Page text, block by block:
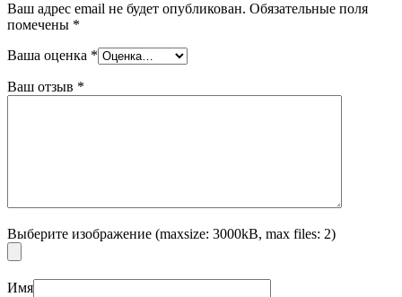
Ваш адрес email не будет опубликован. Обязательные поля
помечены *
Ваша оценка *
Ваш отзыв *
Выберите изображение (maxsize: 3000kB, max files: 2)
Имя